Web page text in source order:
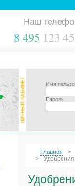
Наш
8 495 123
Имя
Пароль
Главная
Удобрения